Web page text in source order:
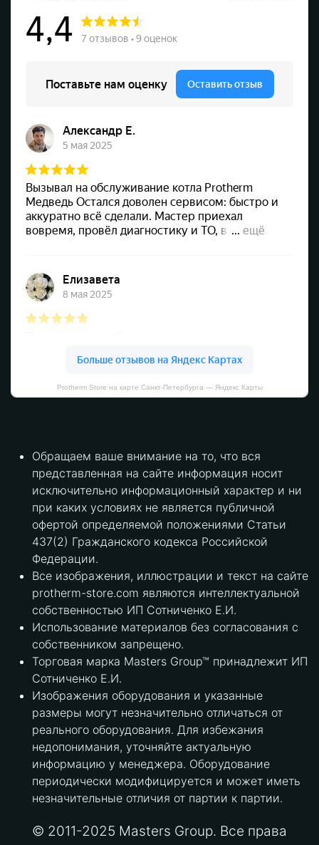
Protherm Store на карте Санкт‑Петербурга — Яндекс Карты
Обращаем ваше внимание на то, что вся
представленная на сайте информация носит
исключительно информационный характер и ни
при каких условиях не является публичной
офертой определяемой положениями Статьи
437(2) Гражданского кодекса Российской
Федерации.
Все изображения, иллюстрации и текст на сайте
protherm-store.com являются интеллектуальной
собственностью ИП Сотниченко Е.И.
Использование материалов без согласования с
собственником запрещено.
Торговая марка Masters Group™ принадлежит ИП
Сотниченко Е.И.
Изображения оборудования и указанные
размеры могут незначительно отличаться от
реального оборудования. Для избежания
недопонимания, уточняйте актуальную
информацию у менеджера. Оборудование
периодически модифицируется и может иметь
незначительные отличия от партии к партии.
© 2011-2025 Masters Group. Все права